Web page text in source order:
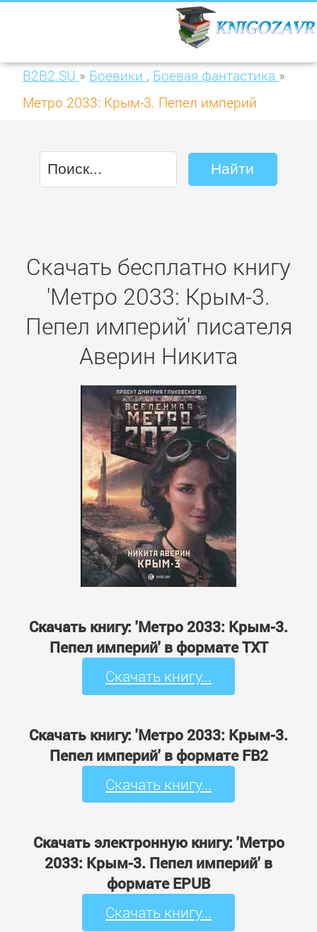
B2B2.SU » Боевики , Боевая фантастика »
Метро 2033: Крым-3. Пепел империй
Скачать бесплатно книгу
'Метро 2033: Крым-3.
Пепел империй' писателя
Аверин Никита
Скачать книгу: 'Метро 2033: Крым-3.
Пепел империй' в формате TXT
Скачать книгу...
Скачать книгу: 'Метро 2033: Крым-3.
Пепел империй' в формате FB2
Скачать книгу...
Скачать электронную книгу: 'Метро
2033: Крым-3. Пепел империй' в
формате EPUB
Скачать книгу...